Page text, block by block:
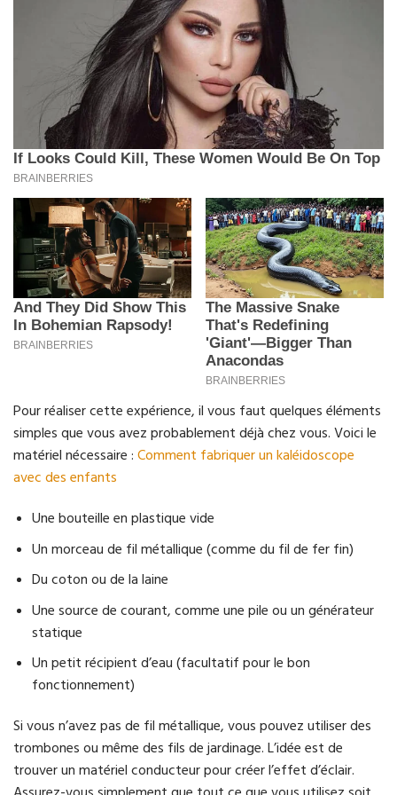
Pour réaliser cette expérience, il vous faut quelques éléments
simples que vous avez probablement déjà chez vous. Voici le
matériel nécessaire : Comment fabriquer un kaléidoscope
avec des enfants
Une bouteille en plastique vide
Un morceau de fil métallique (comme du fil de fer fin)
Du coton ou de la laine
Une source de courant, comme une pile ou un générateur
statique
Un petit récipient d’eau (facultatif pour le bon
fonctionnement)
Si vous n’avez pas de fil métallique, vous pouvez utiliser des
trombones ou même des fils de jardinage. L’idée est de
trouver un matériel conducteur pour créer l’effet d’éclair.